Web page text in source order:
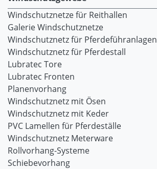
Windschutznetze für Reithallen
Galerie Windschutznetze
Windschutznetz für Pferdeführanlagen
Windschutznetz für Pferdestall
Lubratec Tore
Lubratec Fronten
Planenvorhang
Windschutznetz mit Ösen
Windschutznetz mit Keder
PVC Lamellen für Pferdeställe
Windschutznetz Meterware
Rollvorhang-Systeme
Schiebevorhang